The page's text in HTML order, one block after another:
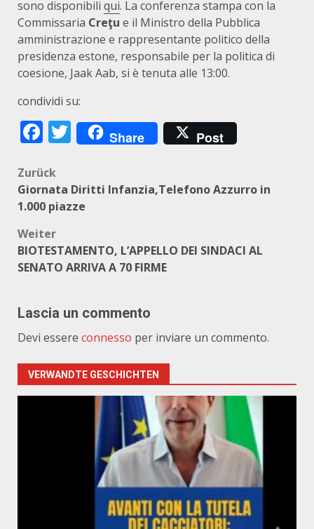
sono disponibili qui. La conferenza stampa con la
Commissaria Creţu e il Ministro della Pubblica
amministrazione e rappresentante politico della
presidenza estone, responsabile per la politica di
coesione, Jaak Aab, si è tenuta alle 13:00.
condividi su:
Facebook
Twitter
Share Post
Beitragsnavigation
Zurück
Giornata Diritti Infanzia,Telefono Azzurro in
1.000 piazze
Weiter
BIOTESTAMENTO, L’APPELLO DEI SINDACI AL
SENATO ARRIVA A 70 FIRME
Lascia un commento
Devi essere connesso per inviare un commento.
VERWANDTE GESCHICHTEN